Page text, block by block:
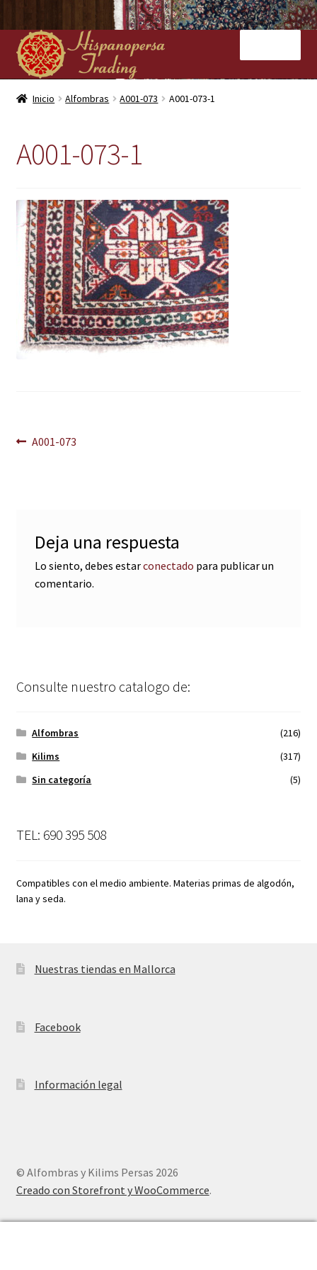
Ir
a
la
navegación
Ir
al
contenido
Inicio
Kilims
Contacto
Inicio Alfombras A001-073 A001-073-1
A001-073-1
Navegación
Anterior:
A001-073
Deja una respuesta
Lo siento, debes estarconectado para publicar un
comentario.
Consulte nuestro catalogo de:
Alfombras
(216)
Kilims
(317)
Sin categoría
(5)
TEL: 690 395 508
Compatibles con el medio ambiente. Materias primas de algodón,
lana y seda.
Nuestras tiendas en Mallorca
Facebook
Información legal
© Alfombras y Kilims Persas 2026
Creado con Storefront y WooCommerce.